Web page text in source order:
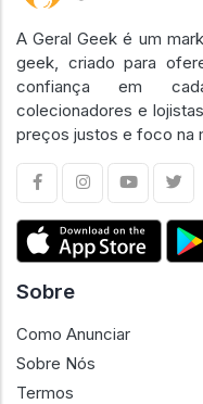
A Geral Geek é um
geek, criado para
confiança em
colecionadores e
preços justos e foco na
Sobre
Como Anunciar
Sobre Nós
Termos